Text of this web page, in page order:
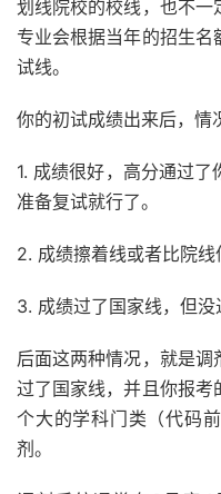
划线院校的校线，也不
专业会根据当年的招生
试线。
你的初试成绩出来后，情
1. 成绩很好，高分通过
准备复试就行了。
2. 成绩擦着线或者比院线
3. 成绩过了国家线，但没
后面这两种情况，就是
过了国家线，并且你报
个大的学科门类（代码
剂。